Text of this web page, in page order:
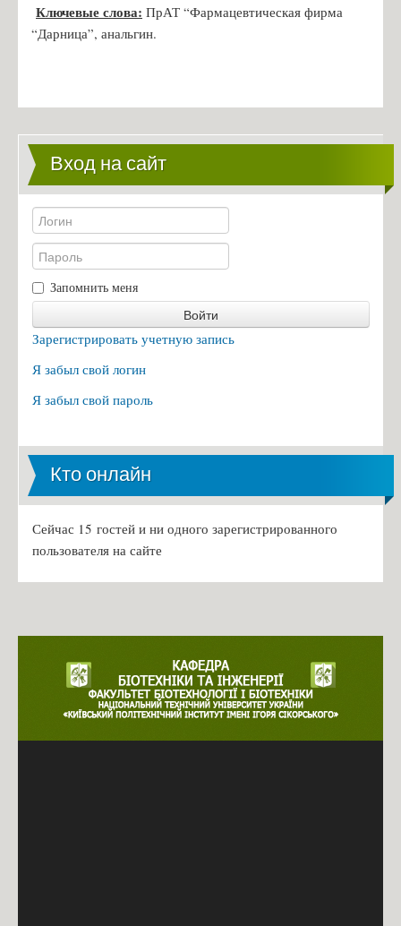
Ключевые слова: ПрАТ “Фармацевтическая фирма
“Дарница”, анальгин.
Вход на сайт
Запомнить меня
Войти
Зарегистрировать учетную запись
Я забыл свой логин
Я забыл свой пароль
Кто онлайн
Сейчас 15 гостей и ни одного зарегистрированного
пользователя на сайте